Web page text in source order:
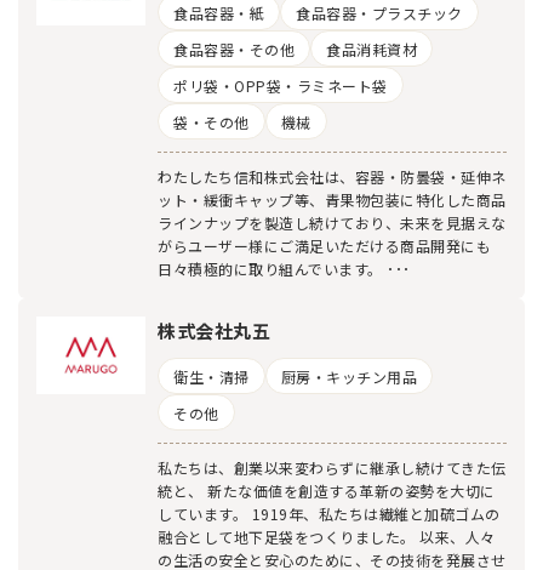
食品容器・紙
食品容器・プラスチック
食品容器・その他
食品消耗資材
ポリ袋・OPP袋・ラミネート袋
袋・その他
機械
わたしたち信和株式会社は、容器・防曇袋・延伸ネ
ット・緩衝キャップ等、青果物包装に特化した商品
ラインナップを製造し続けており、未来を見据えな
がらユーザー様にご満足いただける商品開発にも
日々積極的に取り組んでいます。 ･･･
株式会社丸五
衛生・清掃
厨房・キッチン用品
その他
私たちは、創業以来変わらずに継承し続けてきた伝
統と、 新たな価値を創造する革新の姿勢を大切に
しています。 1919年、私たちは繊維と加硫ゴムの
融合として地下足袋をつくりました。 以来、人々
の生活の安全と安心のために、その技術を発展させ